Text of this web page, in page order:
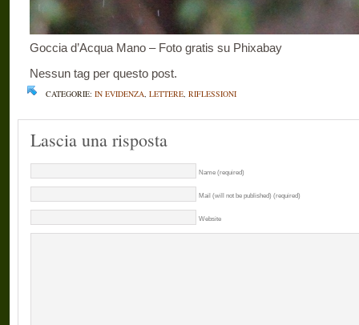
Goccia d’Acqua Mano – Foto gratis su Phixabay
Nessun tag per questo post.
CATEGORIE: IN EVIDENZA LETTERE RIFLESSIONI
Lascia una risposta
Name (required)
Mail (will not be published) (required)
Website